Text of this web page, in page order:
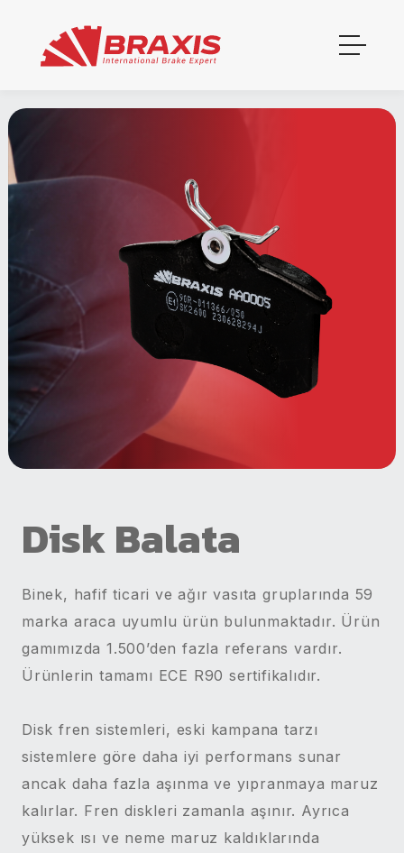
Disk Balata
Binek, hafif ticari ve ağır vasıta gruplarında 59
marka araca uyumlu ürün bulunmaktadır. Ürün
gamımızda 1.500’den fazla referans vardır.
Ürünlerin tamamı ECE R90 sertifikalıdır.
Disk fren sistemleri, eski kampana tarzı
sistemlere göre daha iyi performans sunar
ancak daha fazla aşınma ve yıpranmaya maruz
kalırlar. Fren diskleri zamanla aşınır. Ayrıca
yüksek ısı ve neme maruz kaldıklarında